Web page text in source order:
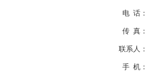
电 话：
传 真：
联系人：
手 机：